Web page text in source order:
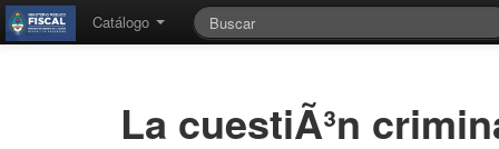
Catálogo
La cuestiÃ³n